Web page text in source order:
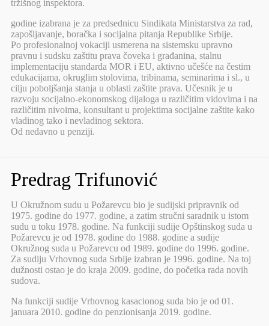
tržišnog inspektora.
godine izabrana je za predsednicu Sindikata Ministarstva za rad,
zapošljavanje, boračka i socijalna pitanja Republike Srbije.
Po profesionalnoj vokaciji usmerena na sistemsku upravno
pravnu i sudsku zaštitu prava čoveka i građanina, stalnu
implementaciju standarda MOR i EU, aktivno učešće na čestim
edukacijama, okruglim stolovima, tribinama, seminarima i sl., u
cilju poboljšanja stanja u oblasti zaštite prava. Učesnik je u
razvoju socijalno-ekonomskog dijaloga u različitim vidovima i na
različitim nivoima, konsultant u projektima socijalne zaštite kako
vladinog tako i nevladinog sektora.
Od nedavno u penziji.
Predrag Trifunović
U Okružnom sudu u Požarevcu bio je sudijski pripravnik od
1975. godine do 1977. godine, a zatim stručni saradnik u istom
sudu u toku 1978. godine. Na funkciji sudije Opštinskog suda u
Požarevcu je od 1978. godine do 1988. godine a sudije
Okružnog suda u Požarevcu od 1989. godine do 1996. godine.
Za sudiju Vrhovnog suda Srbije izabran je 1996. godine. Na toj
dužnosti ostao je do kraja 2009. godine, do početka rada novih
sudova.
Na funkciji sudije Vrhovnog kasacionog suda bio je od 01.
januara 2010. godine do penzionisanja 2019. godine.